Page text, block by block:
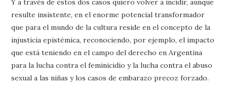
resulte insistente, en el enorme potencial transformador
que para el mundo de la cultura reside en el concepto de la
injusticia epistémica, reconociendo, por ejemplo, el impacto
que está teniendo en el campo del derecho en Argentina
para la lucha contra el feminicidio y la lucha contra el abuso
sexual a las niñas y los casos de embarazo precoz forzado.